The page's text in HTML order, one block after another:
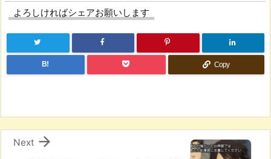
よろしければシェアお願いします
B! Copy

Next